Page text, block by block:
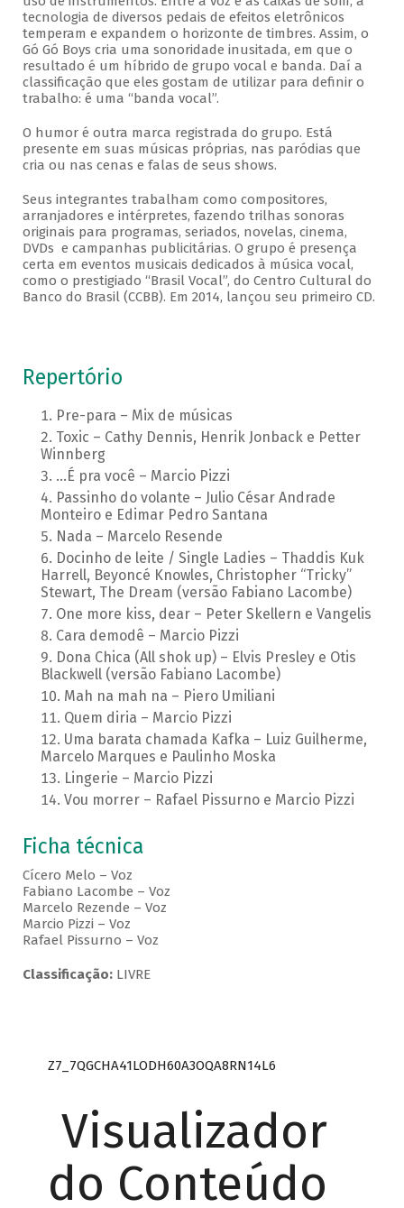
tecnologia de diversos pedais de efeitos eletrônicos
temperam e expandem o horizonte de timbres. Assim, o
Gó Gó Boys cria uma sonoridade inusitada, em que o
resultado é um híbrido de grupo vocal e banda. Daí a
classificação que eles gostam de utilizar para definir o
trabalho: é uma “banda vocal”.
O humor é outra marca registrada do grupo. Está
presente em suas músicas próprias, nas paródias que
cria ou nas cenas e falas de seus shows.
Seus integrantes trabalham como compositores,
arranjadores e intérpretes, fazendo trilhas sonoras
originais para programas, seriados, novelas, cinema,
DVDs e campanhas publicitárias. O grupo é presença
certa em eventos musicais dedicados à música vocal,
como o prestigiado “Brasil Vocal”, do Centro Cultural do
Banco do Brasil (CCBB). Em 2014, lançou seu primeiro CD.
Repertório
Pre-para – Mix de músicas
Toxic – Cathy Dennis, Henrik Jonback e Petter
Winnberg
...É pra você – Marcio Pizzi
Passinho do volante – Julio César Andrade
Monteiro e Edimar Pedro Santana
Nada – Marcelo Resende
Docinho de leite / Single Ladies – Thaddis Kuk
Harrell, Beyoncé Knowles, Christopher “Tricky”
Stewart, The Dream (versão Fabiano Lacombe)
One more kiss, dear – Peter Skellern e Vangelis
Cara demodê – Marcio Pizzi
Dona Chica (All shok up) – Elvis Presley e Otis
Blackwell (versão Fabiano Lacombe)
Mah na mah na – Piero Umiliani
Quem diria – Marcio Pizzi
Uma barata chamada Kafka – Luiz Guilherme,
Marcelo Marques e Paulinho Moska
Lingerie – Marcio Pizzi
Vou morrer – Rafael Pissurno e Marcio Pizzi
Ficha técnica
Cícero Melo – Voz
Fabiano Lacombe – Voz
Marcelo Rezende – Voz
Marcio Pizzi – Voz
Rafael Pissurno – Voz
Classificação:LIVRE
Z7_7QGCHA41LODH60A3OQA8RN14L6
Visualizador
do Conteúdo